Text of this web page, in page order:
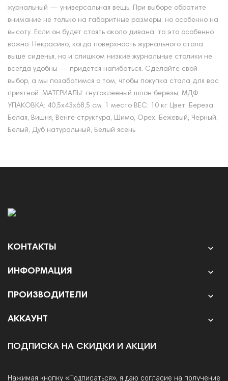
журнальный — универсальная вещь. При выборе обратите
внимание не только на габаритные размеры, но особенно на
высоту. Если он будет стоять около дивана, то это особенно
важно. Некрасиво, когда поверхность журнального стола
выше сиденья, но и слишком низкие журнальные столики не
всегда удобны — придется нагибаться. Сделайте свой
выбор, а мы позаботимся о том, чтобы покупка стала для вас
приятной. МАТЕРИАЛЫ: гнутоклееный шпон березы, МДФ.
УПАКОВКА: 40,5х43х68,5 см, 1 место ВЕС: 10 кг Цвет: Береза
Белая, Вишня, Венге структура, Шимо, Орех, Бежевый, Черный,
Белый, Дуб натуральный, Белый ясень
КОНТАКТЫ 
ИНФОРМАЦИЯ 
ПРОИЗВОДИТЕЛИ 
АККАУНТ 
ПОДПИСКА НА СКИДКИ И АКЦИИ
Нажимая кнопку «Подписаться», я даю согласие на получение